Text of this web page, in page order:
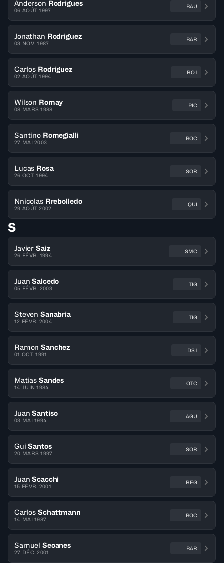
Anderson Rodrigues
06 AOÛT 1997
BAU
Jonathan Rodriguez
03 NOV. 1987
BAR
Carlos Rodriguez
02 AOÛT 1994
ROJ
Wilson Romay
08 MARS 1988
PIC
Santino Romegialli
27 MAI 2003
BOC
Lucas Rosa
26 OCT. 1994
SOR
Nnicolas Rrebolledo
29 AOÛT 2002
QUI
S
Javier Saiz
26 FÉVR. 1994
SMC
Juan Salcedo
05 FÉVR. 2003
TIG
Steven Sanabria
12 FÉVR. 2004
TIG
Ramon Sanchez
01 OCT. 1991
DSJ
Matias Sandes
14 JUIN 1984
OTC
Juan Santiso
03 MAI 1994
AGU
Gui Santos
20 MARS 1997
SOR
Juan Scacchi
15 FÉVR. 2001
REG
Carlos Schattmann
14 MAI 1987
BOC
Samuel Seoanes
27 DÉC. 2001
BAR